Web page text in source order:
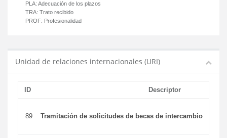
PLA: Adecuación de los plazos
TRA: Trato recibido
PROF: Profesionalidad
Unidad de relaciones internacionales (URI)
ID Descriptor
89 Tramitación de solicitudes de becas de intercambio